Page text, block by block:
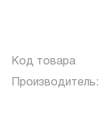
Код товара
Производитель: